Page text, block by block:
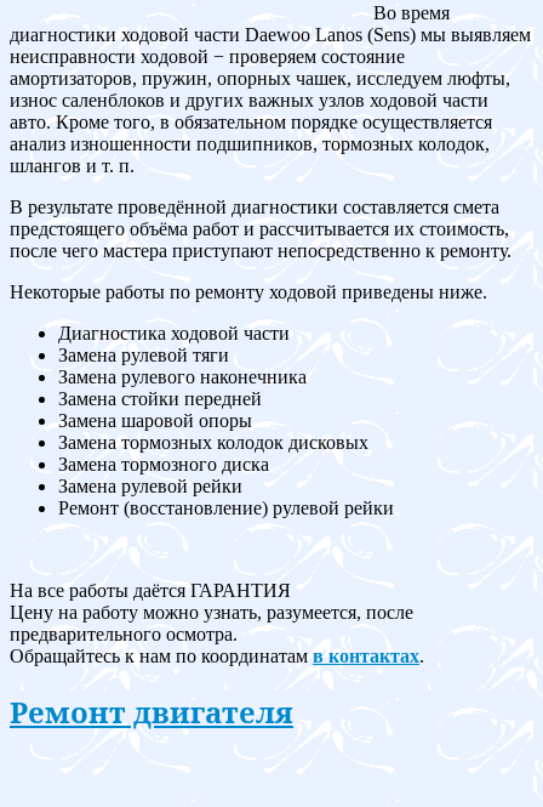
Во время
диагностики ходовой части Daewoo Lanos (Sens) мы выявляем
неисправности ходовой − проверяем состояние
амортизаторов, пружин, опорных чашек, исследуем люфты,
износ саленблоков и других важных узлов ходовой части
авто. Кроме того, в обязательном порядке осуществляется
анализ изношенности подшипников, тормозных колодок,
шлангов и т. п.
В результате проведённой диагностики составляется смета
предстоящего объёма работ и рассчитывается их стоимость,
после чего мастера приступают непосредственно к ремонту.
Некоторые работы по ремонту ходовой приведены ниже.
Диагностика ходовой части
Замена рулевой тяги
Замена рулевого наконечника
Замена стойки передней
Замена шаровой опоры
Замена тормозных колодок дисковых
Замена тормозного диска
Замена рулевой рейки
Ремонт (восстановление) рулевой рейки
На все работы даётся ГАРАНТИЯ
Цену на работу можно узнать, разумеется, после
предварительного осмотра.
Обращайтесь к нам по координатам в контактах.
Ремонт двигателя